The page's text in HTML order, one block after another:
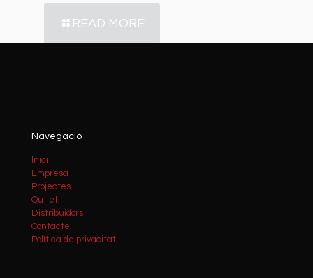
READ MORE
Navegació
Inici
Empresa
Projectes
Outlet
Distribuidors
Contacte
Política de privacitat